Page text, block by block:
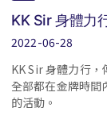
KK Sir 身體力
2022-06-28
KK Sir 身體力行，
全部都在金牌時間
的活動。